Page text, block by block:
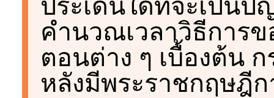
คำนวณเวลาวิธีการ
ตอนต่าง ๆ เบื้องต้น ก
หลังมีพระราชกฤษฎีก